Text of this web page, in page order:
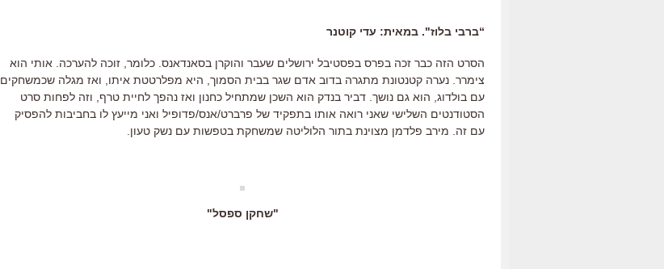
“ברבי בלוז". במאית: עדי קוטנר
הסרט הזה כבר זכה בפרס בפסטיבל ירושלים שעבר והוקרן בסאנדאנס. כלומר, זוכה להערכה. אותי הוא
צימרר. נערה קטנטונת מתגרה בדוב אדם שגר בבית הסמוך, היא מפלרטטת איתו, ואז מגלה שכמשחקים
עם בולדוג, הוא גם נושך. דביר בנדק הוא השכן שמתחיל כחנון ואז נהפך לחיית טרף, וזה לפחות סרט
הסטודנטים השלישי שאני רואה אותו בתפקיד של פרברט/אנס/פדופיל ואני מייעץ לו בחביבות להפסיק
עם זה. מירב פלדמן מצוינת בתור הלוליטה שמשחקת בטפשות עם נשק טעון.
"שחקן ספסל"